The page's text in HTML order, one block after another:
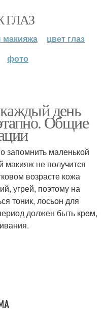
цвет глаз
фото
день
Общие
запомнить маленькой
не получится
возрасте кожа
угрей, поэтому на
тоник, лосьон для
должен быть крем,